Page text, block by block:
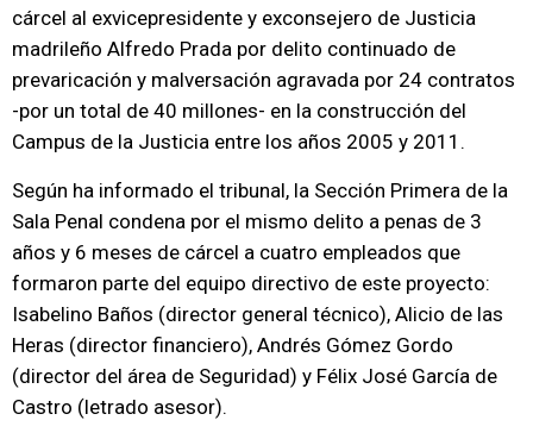
cárcel al exvicepresidente y exconsejero de Justicia
madrileño Alfredo Prada por delito continuado de
prevaricación y malversación agravada por 24 contratos
-por un total de 40 millones- en la construcción del
Campus de la Justicia entre los años 2005 y 2011.
Según ha informado el tribunal, la Sección Primera de la
Sala Penal condena por el mismo delito a penas de 3
años y 6 meses de cárcel a cuatro empleados que
formaron parte del equipo directivo de este proyecto:
Isabelino Baños (director general técnico), Alicio de las
Heras (director financiero), Andrés Gómez Gordo
(director del área de Seguridad) y Félix José García de
Castro (letrado asesor).